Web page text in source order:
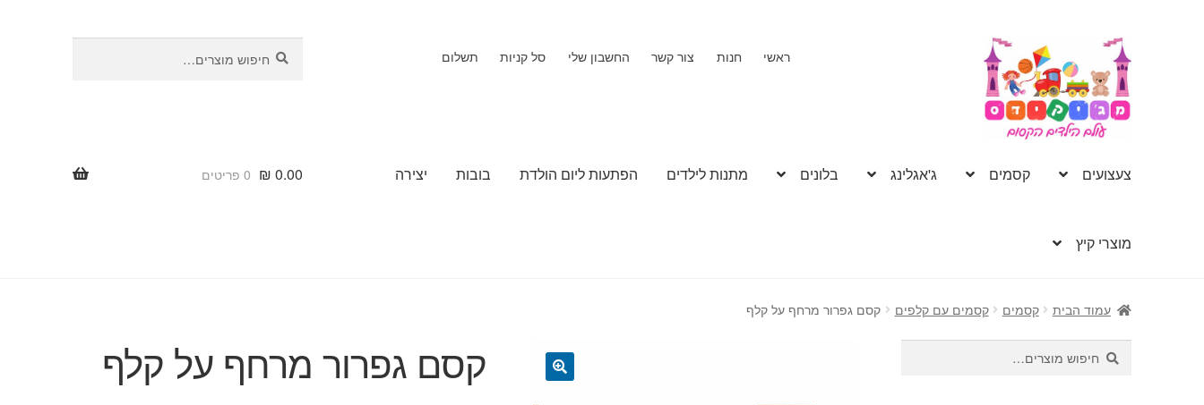
דלג
לניווט
לדלג
לתוכן
ראשי חנות צור קשר החשבון שלי סל קניות תשלום
עבור:
צעצועים קסמים ג'אגלינג בלונים מתנות לילדים הפתעות ליום הולדת בובות יצירה
מוצרי קיץ
0.00
₪ 0 פריטים
עמוד הבית קסמים קסמים עם קלפים קסם גפרור מרחף על קלף
קסם גפרור מרחף על קלף
חיפוש
עבור:
חיפוש